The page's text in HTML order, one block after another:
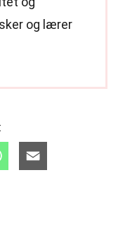
og lærer